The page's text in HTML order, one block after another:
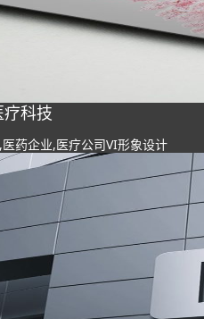
科技
药企业,医疗公司VI形象设计